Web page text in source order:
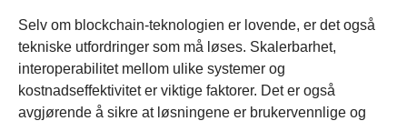
Selv om blockchain-teknologien er lovende, er det også
tekniske utfordringer som må løses. Skalerbarhet,
interoperabilitet mellom ulike systemer og
kostnadseffektivitet er viktige faktorer. Det er også
avgjørende å sikre at løsningene er brukervennlige og